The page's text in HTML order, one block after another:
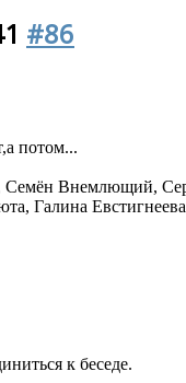
#86
потом...
Семён Внемлющий,
, Галина Евстигнеева
к беседе.